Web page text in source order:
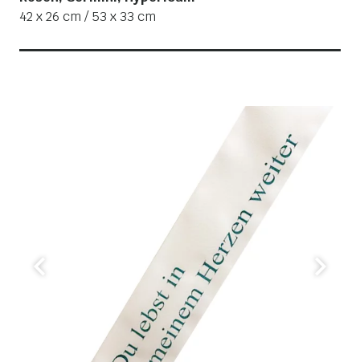
42 x 26 cm / 53 x 33 cm